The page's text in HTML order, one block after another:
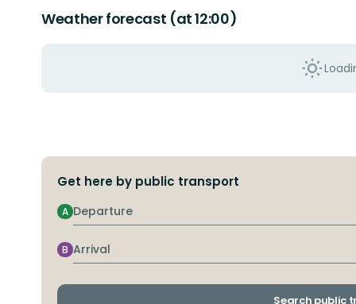
Weather forecast (at 12:00)
Get here by public transport
Departure
A
Arrival
B
Search public